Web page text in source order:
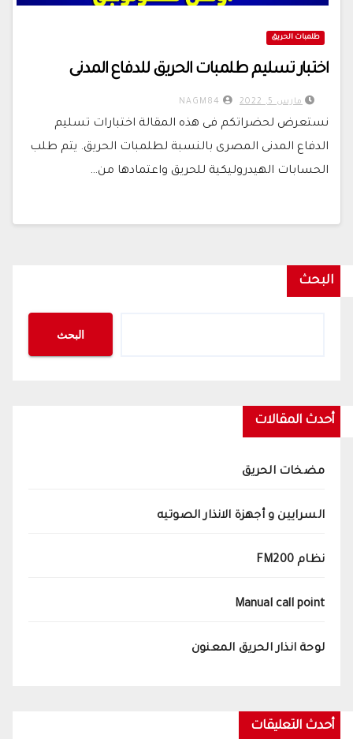
طلمبات الحريق
اختبار تسليم طلمبات الحريق للدفاع المدنى
مارس 5, 2022
نستعرض لحضراتكم فى هذه المقالة اختبارات تسليم
الدفاع المدنى المصرى بالنسبة لطلمبات الحريق. يتم طلب
الحسابات الهيدروليكية للحريق واعتمادها من…
البحث
البحث
أحدث المقالات
مضخات الحريق
السرايين و أجهزة الانذار الصوتيه
نظام FM200
Manual call point
لوحة انذار الحريق المعنون
أحدث التعليقات